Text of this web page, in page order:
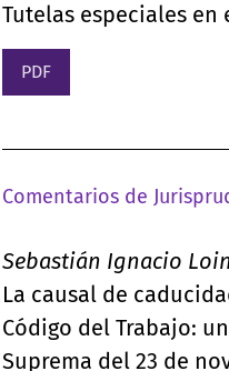
Tutelas especiales
PDF
Comentarios de
Sebastián Ignacio
La causal de
Código del Trabajo:
Suprema del 23 de